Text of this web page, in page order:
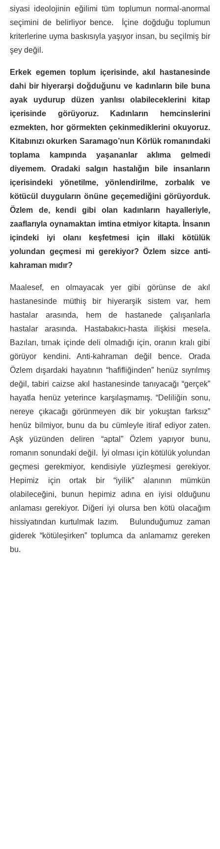
siyasi ideolojinin eğilimi tüm toplumun normal-anormal
seçimini de belirliyor bence. İçine doğduğu toplumun
kriterlerine uyma baskısıyla yaşıyor insan, bu seçilmiş bir
şey değil.
Erkek egemen toplum içerisinde, akıl hastanesinde
dahi bir hiyerarşi doğduğunu ve kadınların bile buna
ayak uydurup düzen yanlısı olabileceklerini kitap
içerisinde görüyoruz. Kadınların hemcinslerini
ezmekten, hor görmekten çekinmediklerini okuyoruz.
Kitabınızı okurken Saramago’nun Körlük romanındaki
toplama kampında yaşananlar aklıma gelmedi
diyemem. Oradaki salgın hastalığın bile insanların
içerisindeki yönetilme, yönlendirilme, zorbalık ve
kötücül duyguların önüne geçemediğini görüyorduk.
Özlem de, kendi gibi olan kadınların hayalleriyle,
zaaflarıyla oynamaktan imtina etmiyor kitapta. İnsanın
içindeki iyi olanı keşfetmesi için illaki kötülük
yolundan geçmesi mi gerekiyor? Özlem sizce anti-
kahraman mıdır?
Maalesef, en olmayacak yer gibi görünse de akıl
hastanesinde müthiş bir hiyerarşik sistem var, hem
hastalar arasında, hem de hastanede çalışanlarla
hastalar arasında. Hastabakıcı-hasta ilişkisi mesela.
Bazıları, tırnak içinde deli olmadığı için, oranın kralı gibi
görüyor kendini. Anti-kahraman değil bence. Orada
Özlem dışardaki hayatının “hafifliğinden” henüz sıyrılmış
değil, tabiri caizse akıl hastanesinde tanıyacağı “gerçek”
hayatla henüz yeterince karşılaşmamış. “Deliliğin sonu,
nereye çıkacağı görünmeyen dik bir yokuştan farksız”
henüz bilmiyor, bunu da bu cümleyle itiraf ediyor zaten.
Aşk yüzünden deliren “aptal” Özlem yapıyor bunu,
romanın sonundaki değil. İyi olması için kötülük yolundan
geçmesi gerekmiyor, kendisiyle yüzleşmesi gerekiyor.
Hepimiz için ortak bir “iyilik” alanının mümkün
olabileceğini, bunun hepimiz adına en iyisi olduğunu
anlaması gerekiyor. Diğeri iyi olursa ben kötü olacağım
hissiyatından kurtulmak lazım. Bulunduğumuz zaman
giderek “kötüleşirken” toplumca da anlamamız gereken
bu.